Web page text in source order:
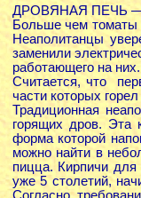
ДРОВЯНАЯ ПЕЧЬ
Больше чем томаты
Неаполитанцы
заменили
работающего на них.
Считается, что
части которых
Традиционная
горящих дров. Эта
форма которой
можно найти в
пицца. Кирпичи
уже 5 столетий,